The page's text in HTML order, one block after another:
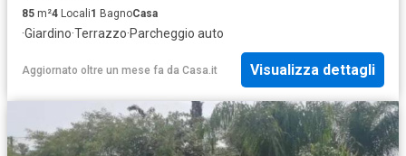
85 m²4 Locali1 BagnoCasa
·Giardino·Terrazzo·Parcheggio auto
Aggiornato oltre un mese fa da Casa.it Visualizza dettagli